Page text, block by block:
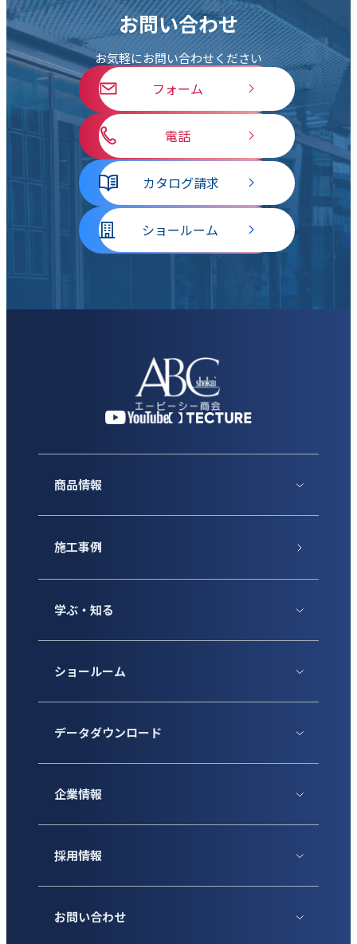
お問い合わせ
お気軽にお問い合わせください
フォーム
電話
カタログ請求
ショールーム
商品情報
施工事例
学ぶ・知る
ショールーム
データダウンロード
企業情報
採用情報
お問い合わせ